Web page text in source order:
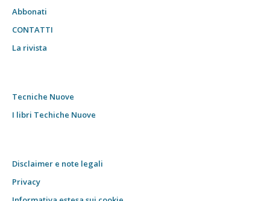
Abbonati
CONTATTI
La rivista
Tecniche Nuove
I libri Techiche Nuove
Disclaimer e note legali
Privacy